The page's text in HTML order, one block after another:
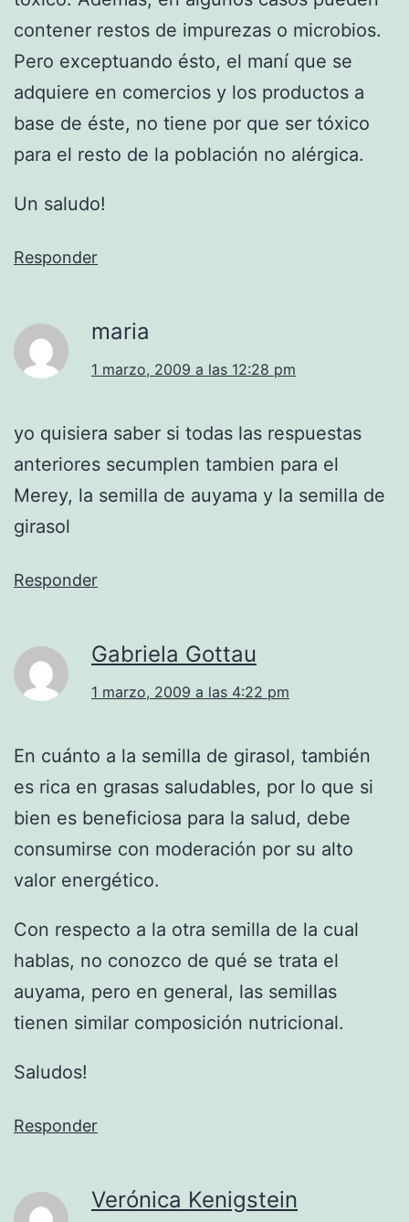
contener restos de impurezas o microbios.
Pero exceptuando ésto, el maní que se
adquiere en comercios y los productos a
base de éste, no tiene por que ser tóxico
para el resto de la población no alérgica.
Un saludo!
Responder
maria
1 marzo, 2009 a las 12:28 pm
yo quisiera saber si todas las respuestas
anteriores secumplen tambien para el
Merey, la semilla de auyama y la semilla de
girasol
Responder
Gabriela Gottau
1 marzo, 2009 a las 4:22 pm
En cuánto a la semilla de girasol, también
es rica en grasas saludables, por lo que si
bien es beneficiosa para la salud, debe
consumirse con moderación por su alto
valor energético.
Con respecto a la otra semilla de la cual
hablas, no conozco de qué se trata el
auyama, pero en general, las semillas
tienen similar composición nutricional.
Saludos!
Responder
Verónica Kenigstein